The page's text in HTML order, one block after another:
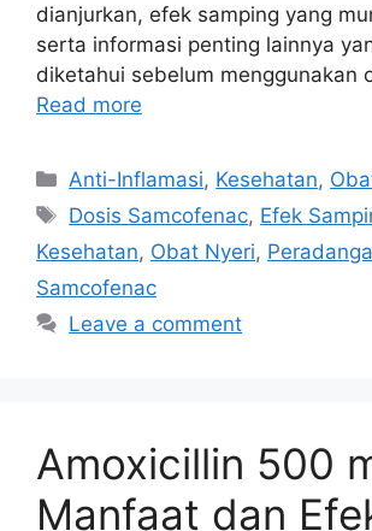
dianjurkan, efek samping yang
serta informasi penting lainnya
diketahui sebelum menggunakan
Read more
Categories
Anti-Inflamasi, Kesehatan,
Tags
Dosis Samcofenac, Efek
Kesehatan, Obat Nyeri,
Samcofenac
Leave a comment
Amoxicillin 500
Manfaat dan